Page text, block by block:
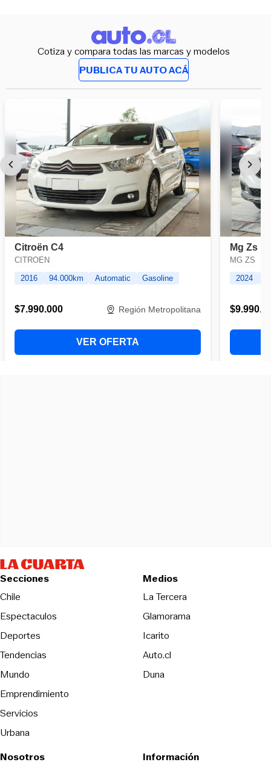
Cotiza y compara todas las marcas y modelos
PUBLICA TU AUTO ACÁ
Secciones
Chile
Espectaculos
Deportes
Tendencias
Mundo
Emprendimiento
Servicios
Urbana
Medios
La TerceraOpens in new
Glamorama
Icarito
Auto.cl
DunaOpens in new window
Nosotros Información